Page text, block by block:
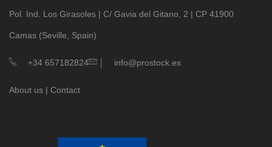
Pol. Ind. Los Girasoles | C/ Gavia del Gitano, 2 | CP 41900
Camas (Seville, Spain)
+34 657182824 | info@prostock.es
About us | Contact